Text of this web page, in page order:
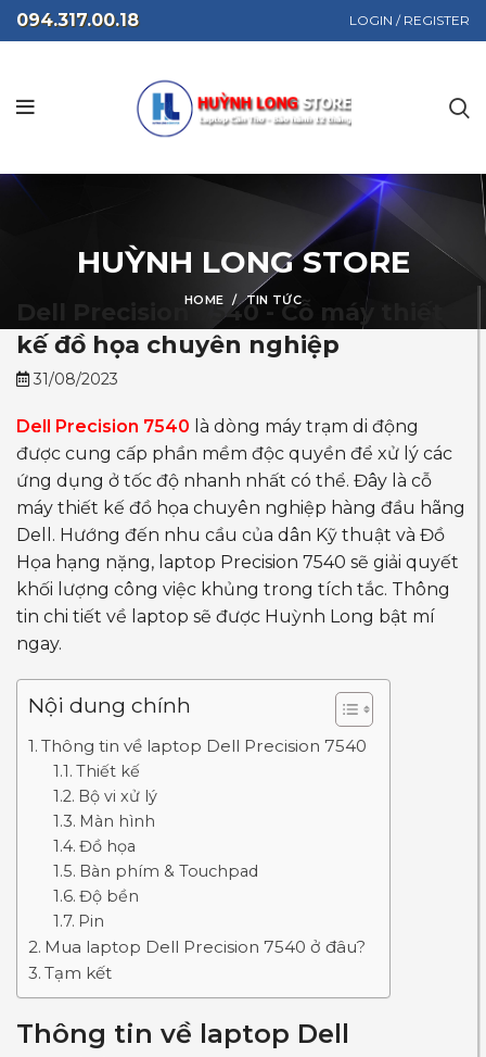
094.317.00.18 LOGIN / REGISTER
HUỲNH LONG STORE
HOME TIN TỨC
Dell Precision 7540 - Cỗ máy thiết
kế đồ họa chuyên nghiệp
31/08/2023
Dell Precision 7540 là dòng máy trạm di động
được cung cấp phần mềm độc quyền để xử lý các
ứng dụng ở tốc độ nhanh nhất có thể. Đây là cỗ
máy thiết kế đồ họa chuyên nghiệp hàng đầu hãng
Dell. Hướng đến nhu cầu của dân Kỹ thuật và Đồ
Họa hạng nặng, laptop Precision 7540 sẽ giải quyết
khối lượng công việc khủng trong tích tắc. Thông
tin chi tiết về laptop sẽ được Huỳnh Long bật mí
ngay.
Nội dung chính
Thông tin về laptop Dell Precision 7540
Thiết kế
Bộ vi xử lý
Màn hình
Đồ họa
Bàn phím & Touchpad
Độ bền
Pin
Mua laptop Dell Precision 7540 ở đâu?
Tạm kết
Thông tin về laptop Dell